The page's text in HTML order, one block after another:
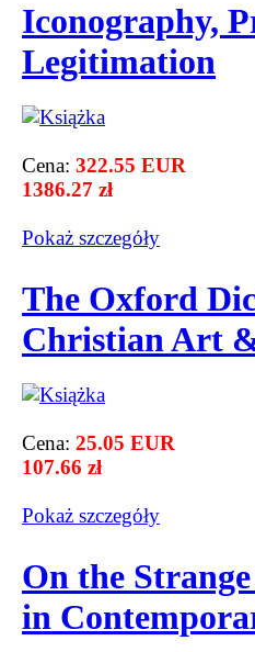
Iconography,
Legitimation
Cena: 322.55 EUR
1386.27 zł
Pokaż szczegόły
The Oxford
Christian Art
Cena: 25.05 EUR
107.66 zł
Pokaż szczegόły
On the
in